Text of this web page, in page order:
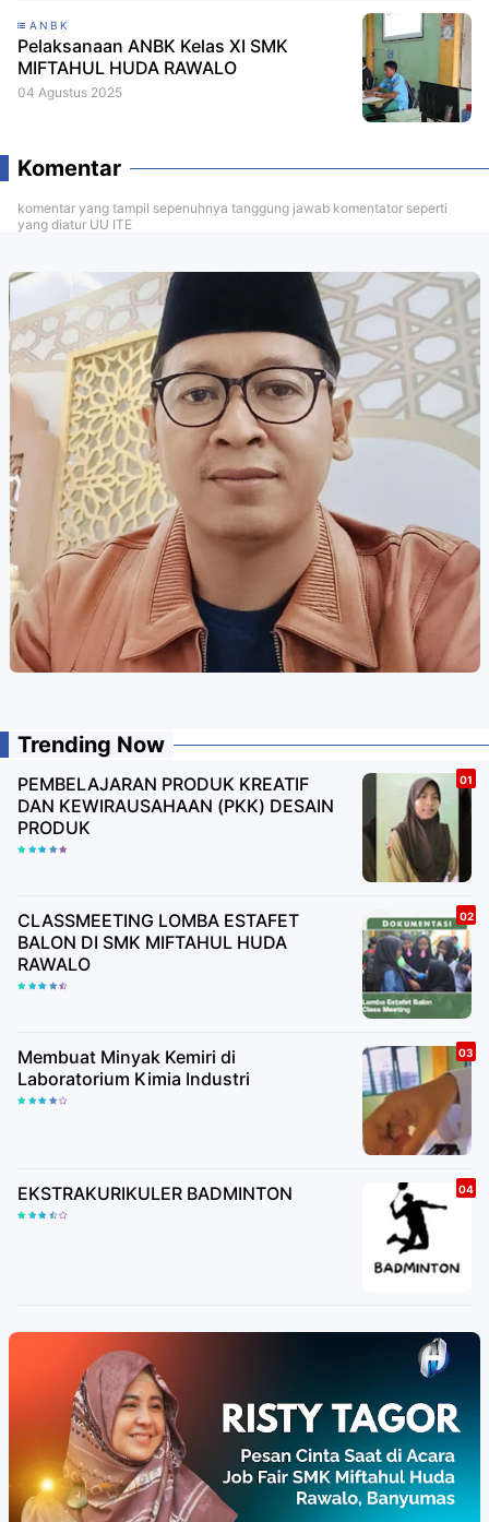
ANBK
Pelaksanaan ANBK Kelas XI SMK
MIFTAHUL HUDA RAWALO
04 Agustus 2025
Komentar
komentar yang tampil sepenuhnya tanggung jawab komentator seperti
yang diatur UU ITE
Trending Now
PEMBELAJARAN PRODUK KREATIF
DAN KEWIRAUSAHAAN (PKK) DESAIN
PRODUK
CLASSMEETING LOMBA ESTAFET
BALON DI SMK MIFTAHUL HUDA
RAWALO
Membuat Minyak Kemiri di
Laboratorium Kimia Industri
EKSTRAKURIKULER BADMINTON